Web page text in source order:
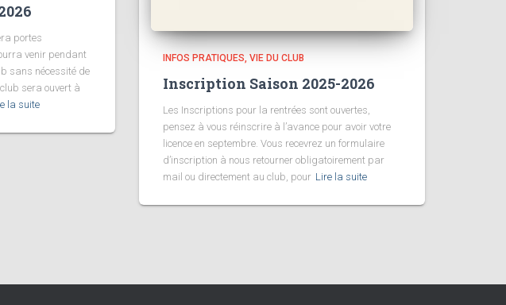
portes
venir pendant
sans nécessité de
sera ouvert à
la suite
INFOS PRATIQUES VIE DU CLUB
Inscription Saison 2025-2026
Les Inscriptions pour la rentrées sont ouvertes,
pensez à vous réinscrire à l’avance pour avoir votre
licence en septembre. Vous recevrez un formulaire
d’inscription à nous retourner obligatoirement par
mail ou directement au club, pour Lire la suite